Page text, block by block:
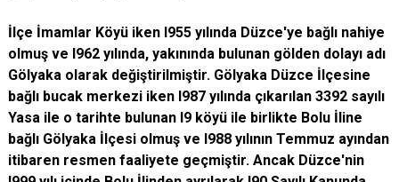
İlçe İmamlar Köyü iken l955 yılında Düzce'ye bağlı nahiye
olmuş ve l962 yılında, yakınında bulunan gölden dolayı adı
Gölyaka olarak değiştirilmiştir. Gölyaka Düzce İlçesine
bağlı bucak merkezi iken l987 yılında çıkarılan 3392 sayılı
Yasa ile o tarihte bulunan l9 köyü ile birlikte Bolu İline
bağlı Gölyaka İlçesi olmuş ve l988 yılının Temmuz ayından
itibaren resmen faaliyete geçmiştir. Ancak Düzce'nin